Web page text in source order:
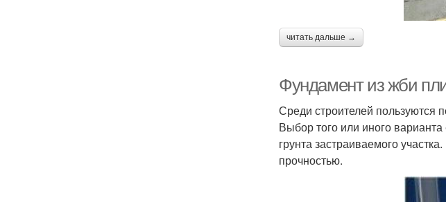
читать дальше →
Фундамент из жби
Среди строителей пользуются
Выбор того или иного
грунта застраиваемого
прочностью.